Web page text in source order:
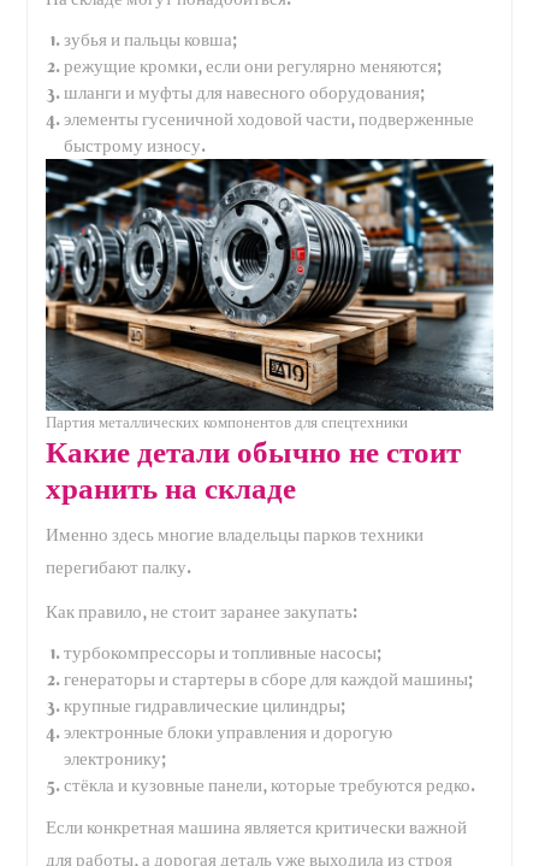
зубья и пальцы ковша;
режущие кромки, если они регулярно меняются;
шланги и муфты для навесного оборудования;
элементы гусеничной ходовой части, подверженные
быстрому износу.
Партия металлических компонентов для спецтехники
Какие детали обычно не стоит
хранить на складе
Именно здесь многие владельцы парков техники
перегибают палку.
Как правило, не стоит заранее закупать:
турбокомпрессоры и топливные насосы;
генераторы и стартеры в сборе для каждой машины;
крупные гидравлические цилиндры;
электронные блоки управления и дорогую
электронику;
стёкла и кузовные панели, которые требуются редко.
Если конкретная машина является критически важной
для работы, а дорогая деталь уже выходила из строя